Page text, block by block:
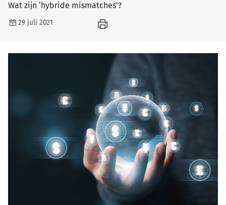
Wat zijn ‘hybride mismatches’?
29 juli 2021